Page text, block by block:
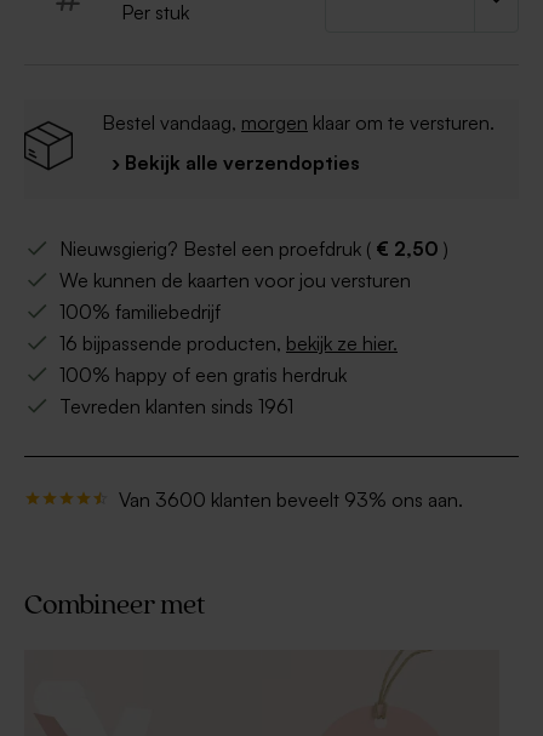
Per stuk
Bestel vandaag, morgen klaar om te versturen.
› Bekijk alle verzendopties
Nieuwsgierig? Bestel een proefdruk ( € 2,50 )
We kunnen de kaarten voor jou versturen
100% familiebedrijf
16 bijpassende producten, bekijk ze hier.
100% happy of een gratis herdruk
Tevreden klanten sinds 1961
Van 3600 klanten beveelt 93% ons aan.
Combineer met